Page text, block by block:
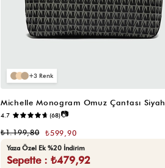
3
Michelle Monogram Omuz Çantası Siyah
4.7 (68)📷
₺599,90
₺1.199,80
Yaza Özel Ek %20 İndirim
Sepette : ₺479,92